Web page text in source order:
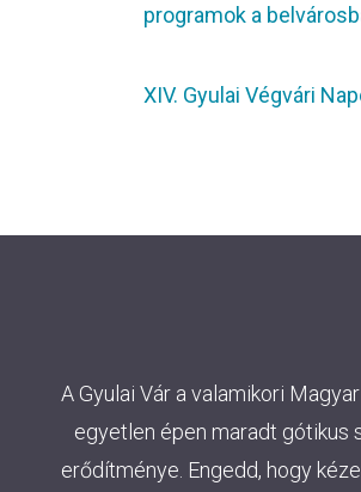
programok a
XIV. Gyulai Végvári
A Gyulai Vár a valamikori
egyetlen épen maradt gótikus
erődítménye. Engedd, hogy